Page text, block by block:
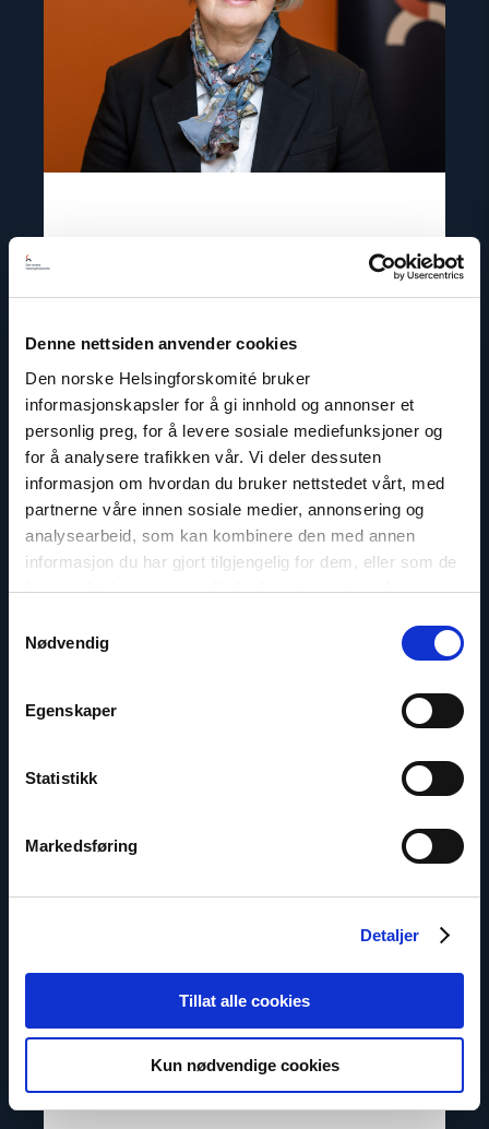
Denne nettsiden anvender cookies
Den norske Helsingforskomité bruker
informasjonskapsler for å gi innhold og annonser et
personlig preg, for å levere sosiale mediefunksjoner og
for å analysere trafikken vår. Vi deler dessuten
informasjon om hvordan du bruker nettstedet vårt, med
partnerne våre innen sosiale medier, annonsering og
analysearbeid, som kan kombinere den med annen
informasjon du har gjort tilgjengelig for dem, eller som de
har samlet inn gjennom din bruk av tjenestene deres.
Nødvendig
Egenskaper
Statistikk
Markedsføring
Detaljer
Tillat alle cookies
Kun nødvendige cookies
E-post:bl@nhc.no
Telefon: +47 909 33 379
Twitter: @LindemanBerit
Kommunikasjonssjef
Read
article
"Dag
A.